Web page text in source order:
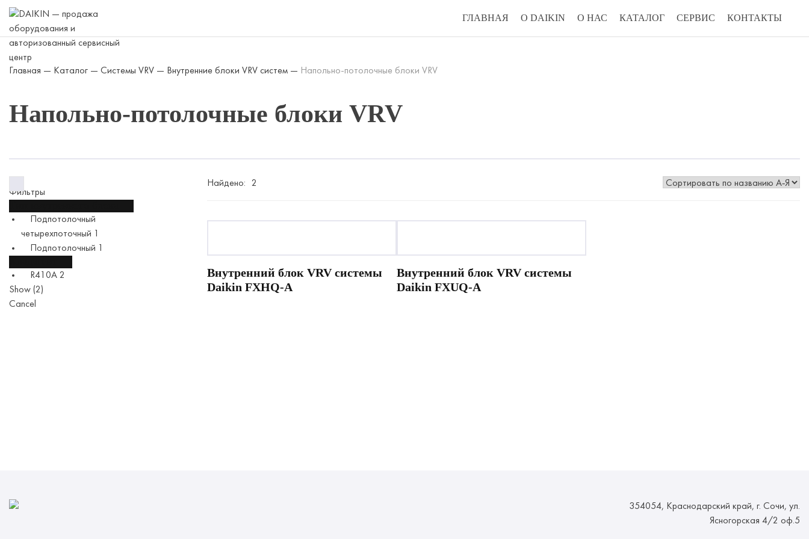
Skip
content
ГЛАВНАЯ О DAIKIN О НАС КАТАЛОГ СЕРВИС КОНТАКТЫ
Главная — Каталог — Системы VRV — Внутренние блоки VRV систем — Напольно-потолочные блоки VRV
Напольно-потолочные блоки VRV
Фильтры
Подпотолочный
четырехпоточный
Подпотолочный
R410A 2
Show (2)
Cancel
Найдено: 2
Внутренний блок VRV системы
Daikin FXHQ-A
Внутренний блок VRV системы
Daikin FXUQ-A
354054, Краснодарский край, г. Сочи, ул.
Ясногорская 4/2 оф.5